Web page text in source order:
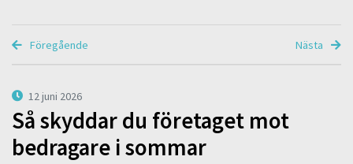
Föregående Nästa
12 juni 2026
Så skyddar du företaget mot
bedragare i sommar